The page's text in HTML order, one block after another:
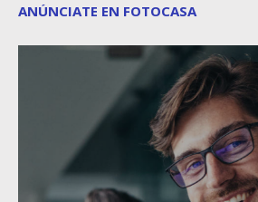
ANÚNCIATE EN FOTOCASA